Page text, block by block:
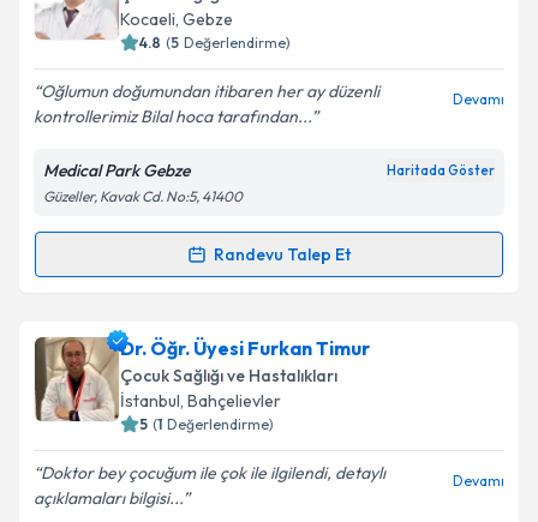
Kocaeli, Gebze
4.8 (5 Değerlendirme)
Oğlumun doğumundan itibaren her ay düzenli
kontrollerimiz Bilal hoca tarafından...
Devamı
Medical Park Gebze Haritada Göster
Güzeller, Kavak Cd. No:5, 41400
Randevu Talep Et
Randevu Takvimi Talebi
Uzm. Dr. Bilal Sağıroğluiçin randevu takvimi talebi
oluşturun. Size bu uzmandan randevu almanız için bir
takvim hazırlandığında e-posta ile bilgilendireceğiz.
Dr. Öğr. Üyesi Furkan Timur
Çocuk Sağlığı ve Hastalıkları
İstanbul, Bahçelievler
5 (1 Değerlendirme)
Doktor bey çocuğum ile çok ile ilgilendi, detaylı
açıklamaları bilgisi...
Devamı